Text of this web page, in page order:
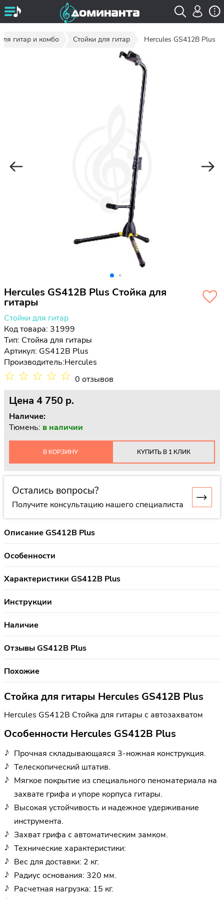
гитар и комбо Стойки для гитар Hercules GS412B Plus
Hercules GS412B Plus Стойка для
гитары
Стойки для гитар
Код товара: 31999
Тип: Стойка для гитары
Артикул: GS412B Plus
Производитель:Hercules
☆ ☆ ☆ ☆ ☆ 0 отзывов
Цена 4 750 p.
Наличие:
Тюмень: в наличии
В КОРЗИНУ КУПИТЬ В 1 КЛИК
Остались вопросы?
Получите консультацию нашего специалиста
Описание GS412B Plus
Особенности
Характеристики GS412B Plus
Инструкции
Наличие
Отзывы GS412B Plus
Похожие
Стойка для гитары Hercules GS412B Plus
Hercules GS412B Стойка для гитары с автозахватом
Особенности Hercules GS412B Plus
Прочная складывающаяся 3-ножная конструкция.
Телескопический штатив.
Мягкое покрытие из специального пеноматериала на
захвате грифа и упоре корпуса гитары.
Высокая устойчивость и надежное удерживание
инструмента.
Захват грифа с автоматическим замком.
Технические характеристики:
Вес для доставки: 2 кг.
Радиус основания: 320 мм.
Расчетная нагрузка: 15 кг.